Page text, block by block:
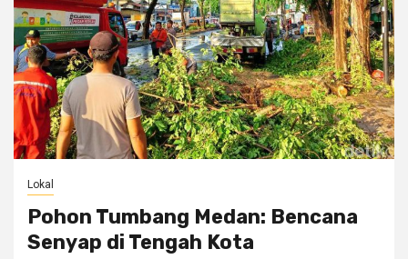
Lokal
Pohon Tumbang Medan: Bencana
Senyap di Tengah Kota